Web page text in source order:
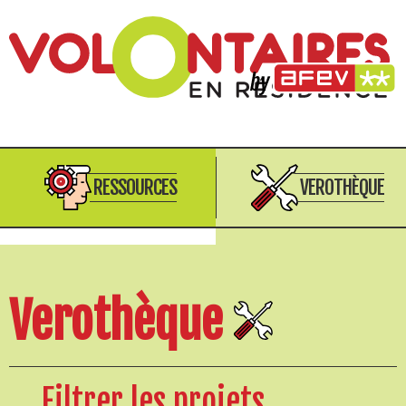
RESSOURCES VEROTHÈQUE
Verothèque